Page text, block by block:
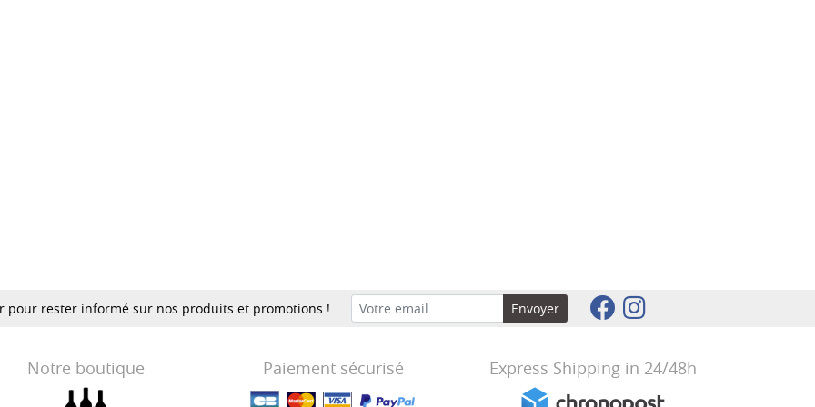
pour rester informé sur nos produits et promotions ! Envoyer
Notre boutique Paiement sécurisé Express Shipping in 24/48h